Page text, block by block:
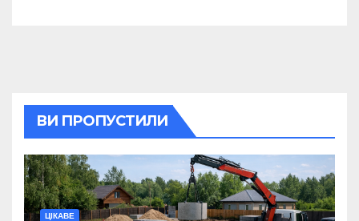
ВИ ПРОПУСТИЛИ
ЦІКАВЕ